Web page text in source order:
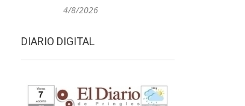
4/8/2026
DIARIO DIGITAL